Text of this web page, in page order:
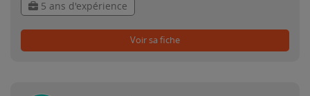
5 ans d'expérience
Voir sa fiche